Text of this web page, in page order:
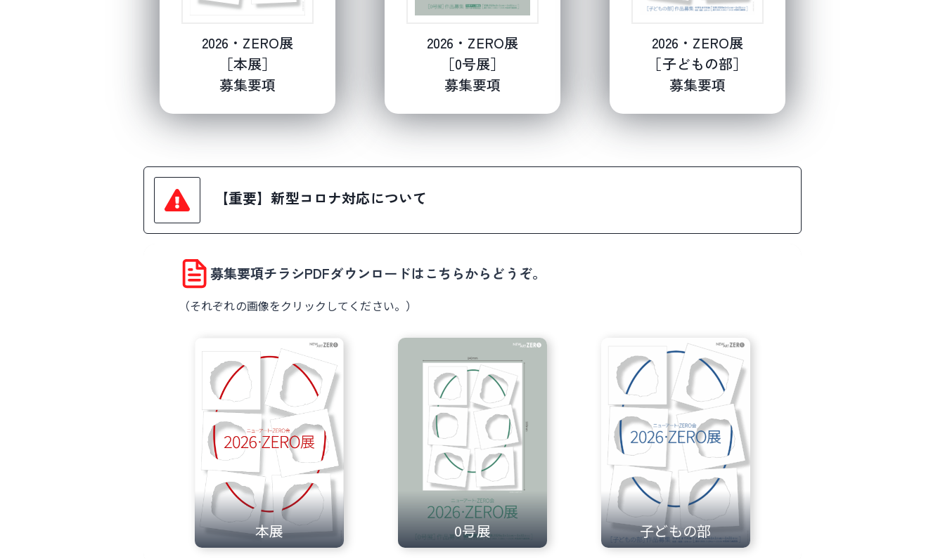
2026・ZERO展
［本展］
募集要項
2026・ZERO展
［0号展］
募集要項
2026・ZERO展
［子どもの部］
募集要項
【重要】新型コロナ対応について
募集要項チラシPDFダウンロードはこちらからどうぞ。
（それぞれの画像をクリックしてください。）
本展 0号展 子どもの部